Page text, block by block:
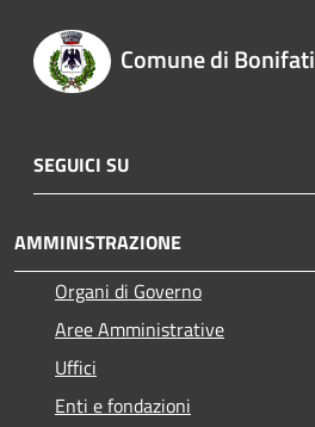
Comune di Bonifati
SEGUICI SU
AMMINISTRAZIONE
Organi di Governo
Aree Amministrative
Uffici
Enti e fondazioni